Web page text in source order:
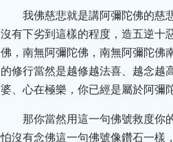
我佛慈悲就是講阿彌陀佛的慈
沒有下劣到這樣的程度，造五逆十
佛，南無阿彌陀佛，南無阿彌陀
的修行當然是越修越法喜、越念越
婆、心在極樂，你已經是屬於阿彌
那你當然用這一句佛號救度你
怕沒有念佛這一句佛號像鑽石一樣